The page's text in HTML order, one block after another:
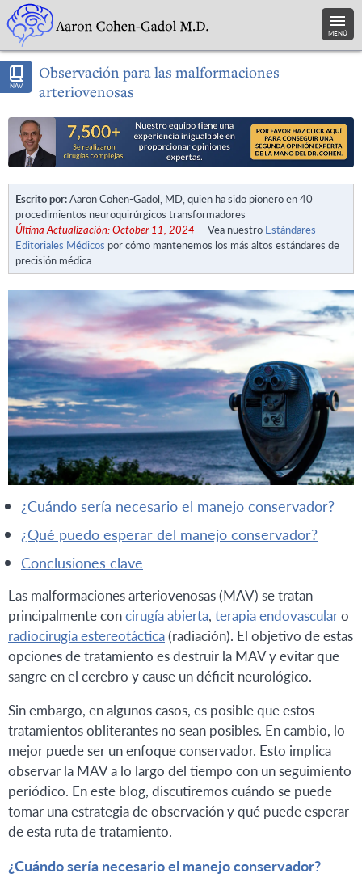
MENÚ
NAV
Observación para las malformaciones
arteriovenosas
Escrito por:Aaron Cohen-Gadol, MD, quien ha sido pionero en 40
procedimientos neuroquirúrgicos transformadores
Última Actualización: October 11, 2024 — Vea nuestro Estándares
Editoriales Médicos por cómo mantenemos los más altos estándares de
precisión médica.
¿cuándo sería necesario el manejo conservador?
¿qué puedo esperar del manejo conservador?
conclusiones clave
Las malformaciones arteriovenosas (MAV) se tratan
principalmente concirugía abierta, terapia endovascularo
radiocirugía estereotáctica(radiación). El objetivo de estas
opciones de tratamiento es destruir la MAV y evitar que
sangre en el cerebro y cause un déficit neurológico.
Sin embargo, en algunos casos, es posible que estos
tratamientos obliterantes no sean posibles. En cambio, lo
mejor puede ser un enfoque conservador. Esto implica
observar la MAV a lo largo del tiempo con un seguimiento
periódico. En este blog, discutiremos cuándo se puede
tomar una estrategia de observación y qué puede esperar
de esta ruta de tratamiento.
¿Cuándo sería necesario el manejo conservador?